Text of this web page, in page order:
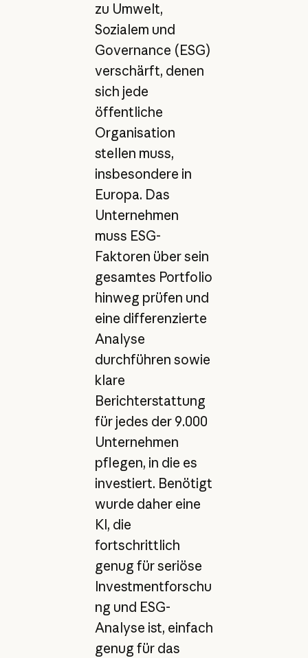
zu Umwelt,
Sozialem und
Governance (ESG)
verschärft, denen
sich jede
öffentliche
Organisation
stellen muss,
insbesondere in
Europa. Das
Unternehmen
muss ESG-
Faktoren über sein
gesamtes Portfolio
hinweg prüfen und
eine differenzierte
Analyse
durchführen sowie
klare
Berichterstattung
für jedes der 9.000
Unternehmen
pflegen, in die es
investiert. Benötigt
wurde daher eine
KI, die
fortschrittlich
genug für seriöse
Investmentforschu
ng und ESG-
Analyse ist, einfach
genug für das